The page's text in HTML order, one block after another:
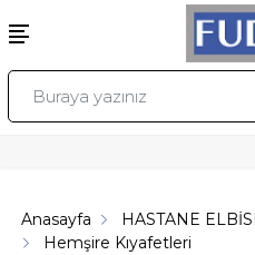
Anasayfa
HASTANE
Hemşire Kıyafetleri